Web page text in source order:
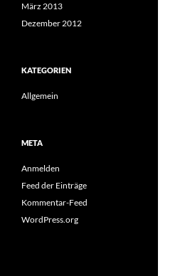
März 2013
Dezember 2012
KATEGORIEN
Allgemein
META
Anmelden
Feed der Einträge
Kommentar-Feed
WordPress.org